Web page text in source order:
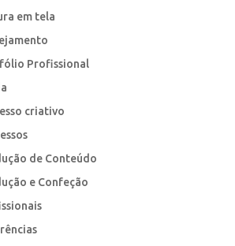
em tela
Profissional
criativo
de Conteúdo
e Confeção